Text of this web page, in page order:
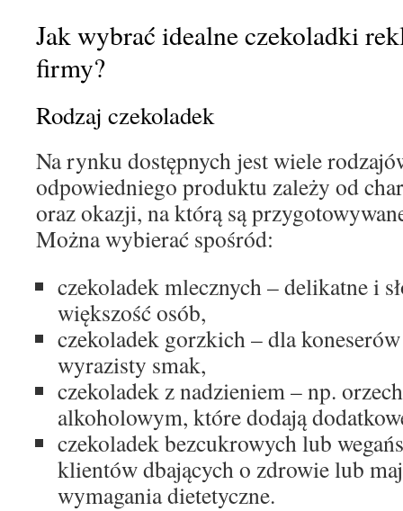
Jak wybrać idealne czekoladki
firmy?
Rodzaj czekoladek
Na rynku dostępnych jest wiele
odpowiedniego produktu zależy od
oraz okazji, na którą są
Można wybierać spośród:
czekoladek mlecznych – delikatne i
większość osób,
czekoladek gorzkich – dla
wyrazisty smak,
czekoladek z nadzieniem – np.
alkoholowym, które dodają
czekoladek bezcukrowych lub
klientów dbających o zdrowie lub
wymagania dietetyczne.